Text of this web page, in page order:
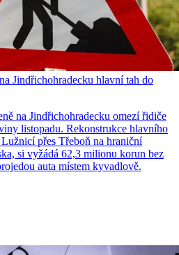
Jindřichohradecku hlavní tah do
na Jindřichohradecku omezí řidiče
listopadu. Rekonstrukce hlavního
přes Třeboň na hraniční
si vyžádá 62,3 milionu korun bez
auta místem kyvadlově.